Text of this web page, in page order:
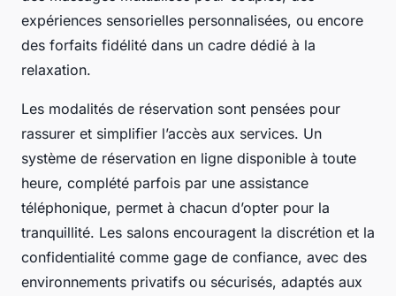
expériences sensorielles personnalisées, ou encore
des forfaits fidélité dans un cadre dédié à la
relaxation.
Les modalités de réservation sont pensées pour
rassurer et simplifier l’accès aux services. Un
système de réservation en ligne disponible à toute
heure, complété parfois par une assistance
téléphonique, permet à chacun d’opter pour la
tranquillité. Les salons encouragent la discrétion et la
confidentialité comme gage de confiance, avec des
environnements privatifs ou sécurisés, adaptés aux